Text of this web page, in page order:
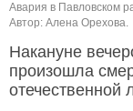
Авария в Павловском
Автор: Алена Орехова.
Накануне
произошла
отечественной